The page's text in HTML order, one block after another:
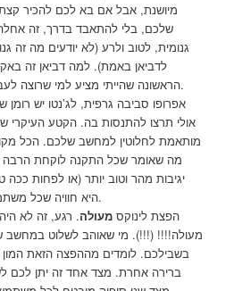
מיושנת, אבל אם בא לכם להכיר
שלכם, בלי להתאבד בדרך, זה
גנומית, לטוב ולרע (לא יודעים מה זה
לדביאן באמת). למה דביאן זה
הראשונה שהייתי מציע למי שרוצה לעבור לתחום האקסטרים.
– אפרופו סביבה גרפית, לג’נטו יש
מותאמת לחלוטין למחשב שלכם. הכל
מה שאומר שכל התקנה לוקחת הרבה
יגיבות מהר וטוב יותר (או לפחות ככה
היא חוויה שכל משתמש לינוקס צריך לעבור.
– הפצת לינוקסמעולה. רגע, זה לא
בשבילכם. לומדים מההפצה הזאת המון
ברירה אחרת. מצד אחד זה יתן לכם